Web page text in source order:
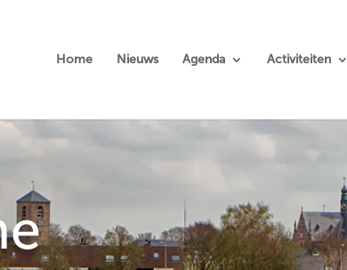
Home Nieuws Agenda Activiteiten